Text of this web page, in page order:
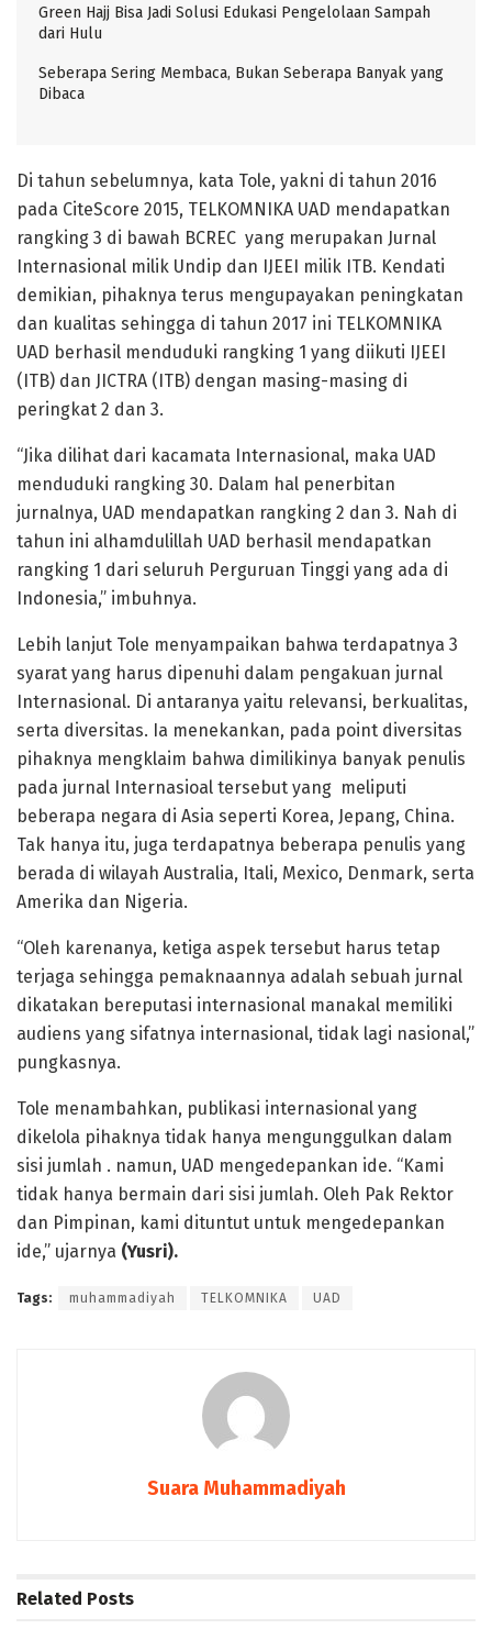
Green Hajj Bisa Jadi Solusi Edukasi Pengelolaan Sampah
dari Hulu
Seberapa Sering Membaca, Bukan Seberapa Banyak yang
Dibaca
Di tahun sebelumnya, kata Tole, yakni di tahun 2016
pada CiteScore 2015, TELKOMNIKA UAD mendapatkan
rangking 3 di bawah BCREC yang merupakan Jurnal
Internasional milik Undip dan IJEEI milik ITB. Kendati
demikian, pihaknya terus mengupayakan peningkatan
dan kualitas sehingga di tahun 2017 ini TELKOMNIKA
UAD berhasil menduduki rangking 1 yang diikuti IJEEI
(ITB) dan JICTRA (ITB) dengan masing-masing di
peringkat 2 dan 3.
“Jika dilihat dari kacamata Internasional, maka UAD
menduduki rangking 30. Dalam hal penerbitan
jurnalnya, UAD mendapatkan rangking 2 dan 3. Nah di
tahun ini alhamdulillah UAD berhasil mendapatkan
rangking 1 dari seluruh Perguruan Tinggi yang ada di
Indonesia,” imbuhnya.
Lebih lanjut Tole menyampaikan bahwa terdapatnya 3
syarat yang harus dipenuhi dalam pengakuan jurnal
Internasional. Di antaranya yaitu relevansi, berkualitas,
serta diversitas. Ia menekankan, pada point diversitas
pihaknya mengklaim bahwa dimilikinya banyak penulis
pada jurnal Internasioal tersebut yang meliputi
beberapa negara di Asia seperti Korea, Jepang, China.
Tak hanya itu, juga terdapatnya beberapa penulis yang
berada di wilayah Australia, Itali, Mexico, Denmark, serta
Amerika dan Nigeria.
“Oleh karenanya, ketiga aspek tersebut harus tetap
terjaga sehingga pemaknaannya adalah sebuah jurnal
dikatakan bereputasi internasional manakal memiliki
audiens yang sifatnya internasional, tidak lagi nasional,”
pungkasnya.
Tole menambahkan, publikasi internasional yang
dikelola pihaknya tidak hanya mengunggulkan dalam
sisi jumlah . namun, UAD mengedepankan ide. “Kami
tidak hanya bermain dari sisi jumlah. Oleh Pak Rektor
dan Pimpinan, kami dituntut untuk mengedepankan
ide,” ujarnya (Yusri).
Tags: muhammadiyah TELKOMNIKA UAD
Suara Muhammadiyah
Related Posts